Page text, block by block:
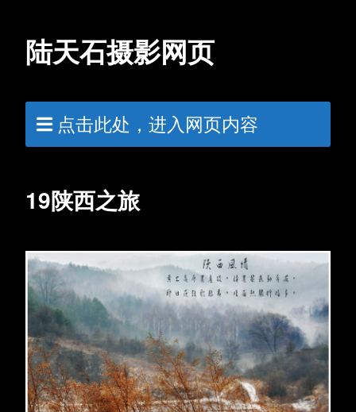
陆天石摄影网页
点击此处，进入网页内容
19陕西之旅